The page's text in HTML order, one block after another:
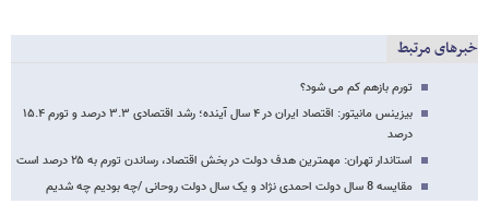
خبرهای مرتبط
تورم بازهم کم می شود؟
بیزینس مانیتور: اقتصاد ایران در ۴ سال آینده؛ رشد اقتصادی ۳.۳ درصد و تورم ۱۵.۴
درصد
استاندار تهران: مهمترین هدف دولت در بخش اقتصاد، رساندن تورم به ۲۵ درصد است
مقایسه 8 سال دولت احمدی نژاد و یک سال دولت روحانی /چه بودیم چه شدیم